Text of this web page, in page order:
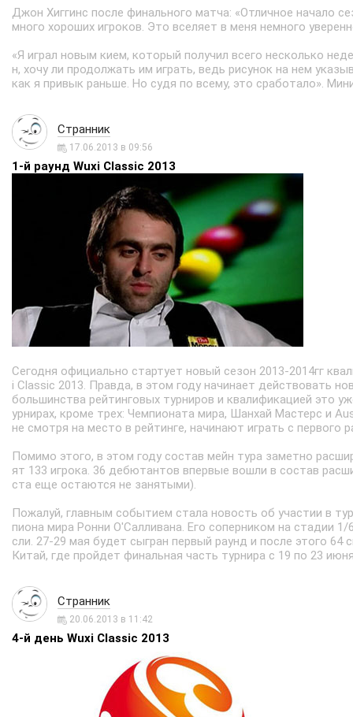
Джон Хиггинс после финального матча: «Отличное начало
много хороших игроков. Это вселяет в меня немного
«Я играл новым кием, который получил всего несколько
н, хочу ли продолжать им играть, ведь рисунок на нем
как я привык раньше. Но судя по всему, это сработало».
Странник
17.06.2013 в 09:56
1-й раунд Wuxi Classic 2013
Сегодня официально стартует новый сезон 2013-2014гг
i Classic 2013. Правда, в этом году начинает действовать
большинства рейтинговых турниров и квалификацией это
урнирах, кроме трех: Чемпионата мира, Шанхай Мастерс и
не смотря на место в рейтинге, начинают играть с первого
Помимо этого, в этом году состав мейн тура заметно
ят 133 игрока. 36 дебютантов впервые вошли в состав
ста еще остаются не занятыми).
Пожалуй, главным событием стала новость об участии в
пиона мира Ронни О'Салливана. Его соперником на стадии
сли. 27-29 мая будет сыгран первый раунд и после этого 64
Китай, где пройдет финальная часть турнира с 19 по 23
Странник
20.06.2013 в 11:42
4-й день Wuxi Classic 2013